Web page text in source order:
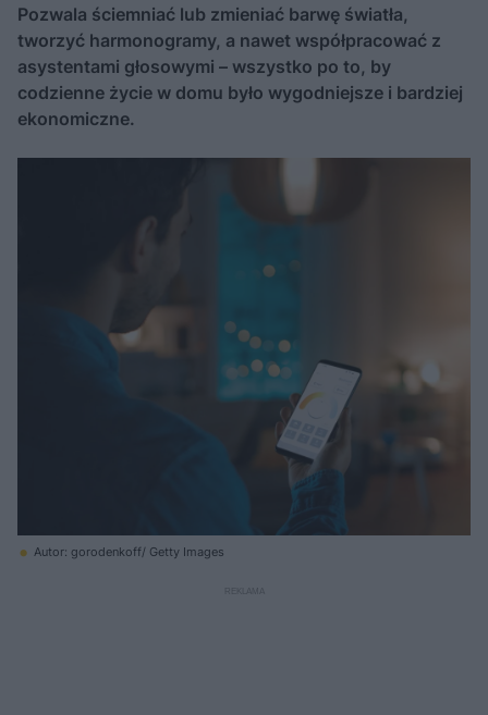
Pozwala ściemniać lub zmieniać barwę światła,
tworzyć harmonogramy, a nawet współpracować z
asystentami głosowymi – wszystko po to, by
codzienne życie w domu było wygodniejsze i bardziej
ekonomiczne.
Autor: gorodenkoff/ Getty Images